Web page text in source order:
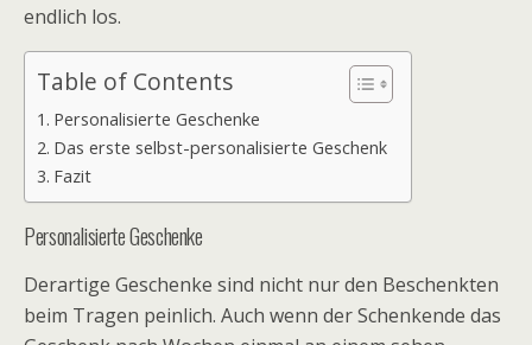
endlich los.
Table of Contents
Personalisierte Geschenke
Das erste selbst-personalisierte Geschenk
Fazit
Personalisierte Geschenke
Derartige Geschenke sind nicht nur den Beschenkten
beim Tragen peinlich. Auch wenn der Schenkende das